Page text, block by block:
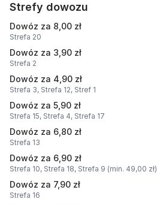
Strefy dowozu
Dowóz za 8,00 zł
Strefa 20
Dowóz za 3,90 zł
Strefa 2
Dowóz za 4,90 zł
Strefa 3, Strefa 12, Stref 1
Dowóz za 5,90 zł
Strefa 15, Strefa 4, Strefa 17
Dowóz za 6,80 zł
Strefa 13
Dowóz za 6,90 zł
Strefa 10, Strefa 18, Strefa 9 (min. 49,00 zł)
Dowóz za 7,90 zł
Strefa 16